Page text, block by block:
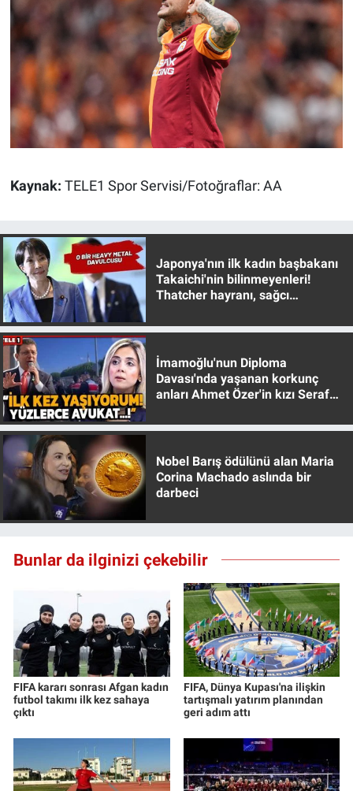
Kaynak: TELE1 Spor Servisi/Fotoğraflar: AA
Japonya'nın ilk kadın başbakanı
Takaichi'nin bilinmeyenleri!
Thatcher hayranı, sağcı
İmamoğlu'nun Diploma
Davası'nda yaşanan korkunç
anları Ahmet Özer'in kızı Seraf
Nobel Barış ödülünü alan Maria
Corina Machado aslında bir
darbeci
Bunlar da ilginizi çekebilir
FIFA kararı sonrası Afgan kadın
futbol takımı ilk kez sahaya
çıktı
FIFA, Dünya Kupası'na ilişkin
tartışmalı yatırım planından
geri adım attı